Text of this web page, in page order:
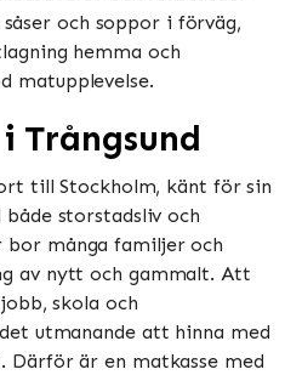
och soppor i förväg,
hemma och
matupplevelse​​​​.
Trångsund
till Stockholm, känt för sin
storstadsliv och
bor många familjer och
av nytt och gammalt. Att
skola och
utmanande att hinna med
Därför är en matkasse med